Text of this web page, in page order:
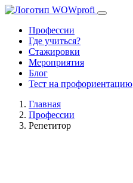
Профессии
Где учиться?
Стажировки
Мероприятия
Блог
Тест на профориентацию
Главная
Профессии
Репетитор